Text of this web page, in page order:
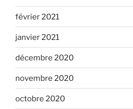
février 2021
janvier 2021
décembre 2020
novembre 2020
octobre 2020